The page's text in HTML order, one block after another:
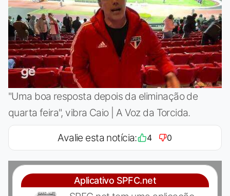
"Uma boa resposta depois da eliminação de
quarta feira", vibra Caio | A Voz da Torcida.
Avalie esta notícia: 4 0
Aplicativo SPFC.net